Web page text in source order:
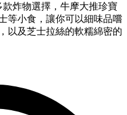
炸物選擇，牛摩大推珍寶
等小食，讓你可以細味品嚐
以及芝士拉絲的軟糯綿密的